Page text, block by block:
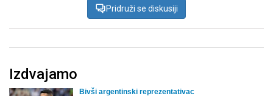
Pridruži se diskusiji
Izdvajamo
Bivši argentinski reprezentativac